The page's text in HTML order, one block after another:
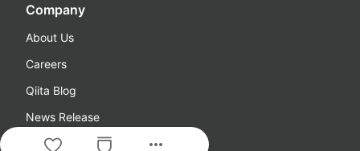
more_horiz
Company
About Us
Careers
Qiita Blog
News Release